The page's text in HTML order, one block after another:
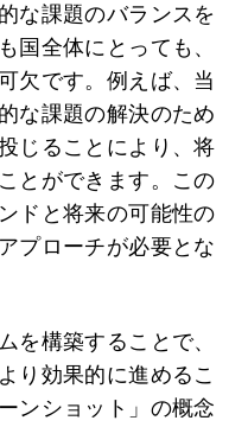
な課題のバランスを
国全体にとっても、
欠です。例えば、当
な課題の解決のため
じることにより、将
とができます。この
ドと将来の可能性の
プローチが必要とな
を構築することで、
り効果的に進めるこ
ンショット」の概念